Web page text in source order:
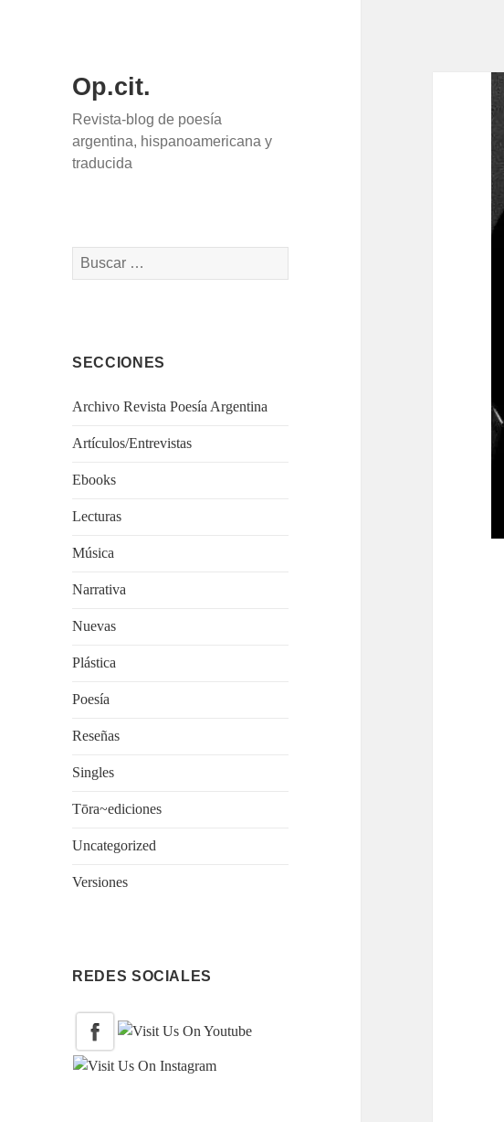
Op.cit.
Revista-blog de poesía
argentina, hispanoamericana y
traducida
Buscar:
SECCIONES
Archivo Revista Poesía Argentina
Artículos/Entrevistas
Ebooks
Lecturas
Música
Narrativa
Nuevas
Plástica
Poesía
Reseñas
Singles
Tōra~ediciones
Uncategorized
Versiones
REDES SOCIALES